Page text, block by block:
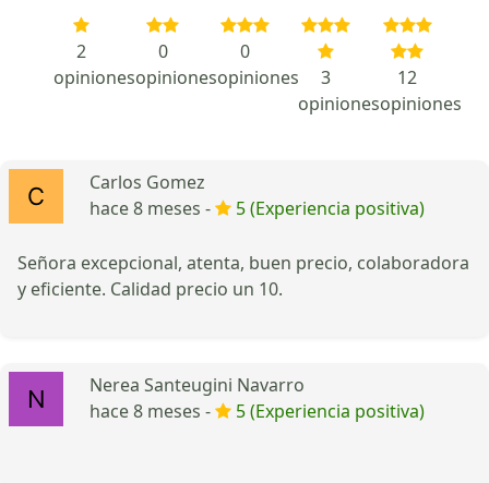
2
opiniones
0
opiniones
0
opiniones
3
opiniones
12
opiniones
Carlos Gomez
hace 8 meses -
5 (Experiencia positiva)
Señora excepcional, atenta, buen precio, colaboradora
y eficiente. Calidad precio un 10.
Nerea Santeugini Navarro
hace 8 meses -
5 (Experiencia positiva)